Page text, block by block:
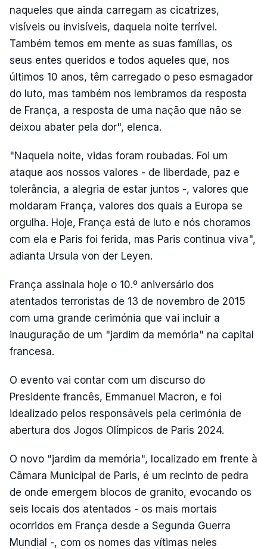
naqueles que ainda carregam as cicatrizes,
visíveis ou invisíveis, daquela noite terrível.
Também temos em mente as suas famílias, os
seus entes queridos e todos aqueles que, nos
últimos 10 anos, têm carregado o peso esmagador
do luto, mas também nos lembramos da resposta
de França, a resposta de uma nação que não se
deixou abater pela dor", elenca.
"Naquela noite, vidas foram roubadas. Foi um
ataque aos nossos valores - de liberdade, paz e
tolerância, a alegria de estar juntos -, valores que
moldaram França, valores dos quais a Europa se
orgulha. Hoje, França está de luto e nós choramos
com ela e Paris foi ferida, mas Paris continua viva",
adianta Ursula von der Leyen.
França assinala hoje o 10.º aniversário dos
atentados terroristas de 13 de novembro de 2015
com uma grande cerimónia que vai incluir a
inauguração de um "jardim da memória" na capital
francesa.
O evento vai contar com um discurso do
Presidente francês, Emmanuel Macron, e foi
idealizado pelos responsáveis pela cerimónia de
abertura dos Jogos Olímpicos de Paris 2024.
O novo "jardim da memória", localizado em frente à
Câmara Municipal de Paris, é um recinto de pedra
de onde emergem blocos de granito, evocando os
seis locais dos atentados - os mais mortais
ocorridos em França desde a Segunda Guerra
Mundial -, com os nomes das vítimas neles